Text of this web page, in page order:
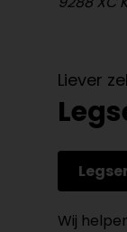
Liever
Wij